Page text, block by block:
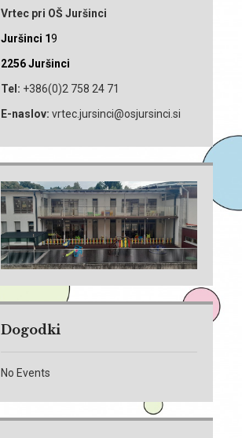
Vrtec pri OŠ Juršinci
Juršinci 19
2256 Juršinci
Tel: +386(0)2 758 24 71
E-naslov: vrtec.jursinci@osjursinci.si
Dogodki
No Events